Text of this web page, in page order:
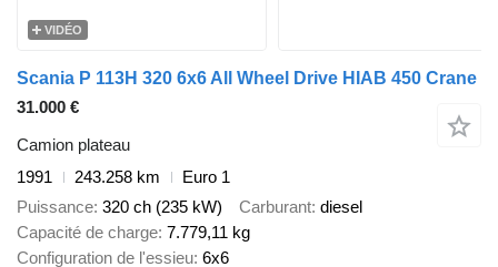
VIDÉO
Scania P 113H 320 6x6 All Wheel Drive HIAB 450 Crane
31.000 €
Camion plateau
1991
243.258 km
Euro 1
Puissance 320 ch (235 kW) Carburant diesel
Capacité de charge 7.779,11 kg
Configuration de l'essieu 6x6